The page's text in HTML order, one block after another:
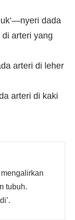
dada
arteri yang
arteri di leher
arteri di kaki
tubuh.